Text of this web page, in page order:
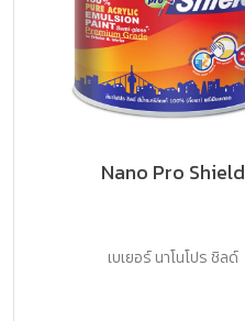
Nano Pro Shield
เบเยอร์ นาโนโปร ชิลด์